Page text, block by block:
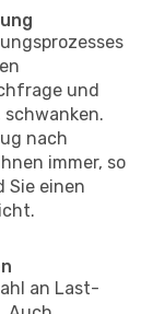
und
nach
immer, so
Sie einen
an Last-